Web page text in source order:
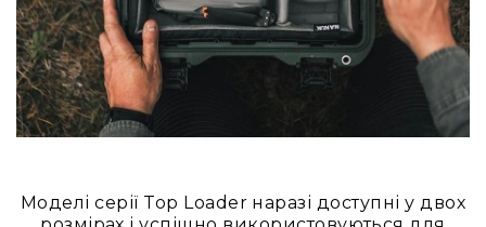
Бари
Системи
синхронного
перекладу
Презентаційні/
Системи
Моделі серії Top Loader наразі доступні у двох